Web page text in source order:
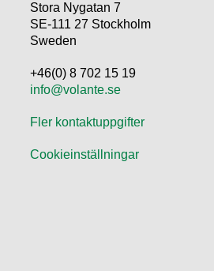
Stora Nygatan 7
SE-111 27 Stockholm
Sweden
+46(0) 8 702 15 19
info@volante.se
Fler kontaktuppgifter
Cookieinställningar